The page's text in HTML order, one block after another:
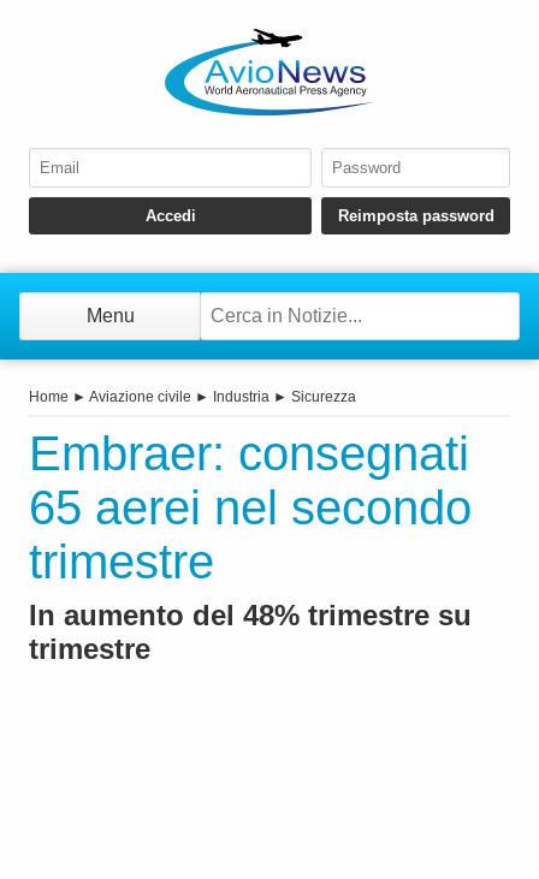
Menu
Home ► Aviazione civile ► Industria ► Sicurezza
Embraer: consegnati
65 aerei nel secondo
trimestre
In aumento del 48% trimestre su
trimestre